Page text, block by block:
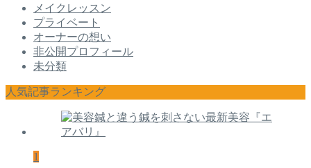
メイクレッスン
プライベート
オーナーの想い
非公開プロフィール
未分類
人気記事ランキング
1